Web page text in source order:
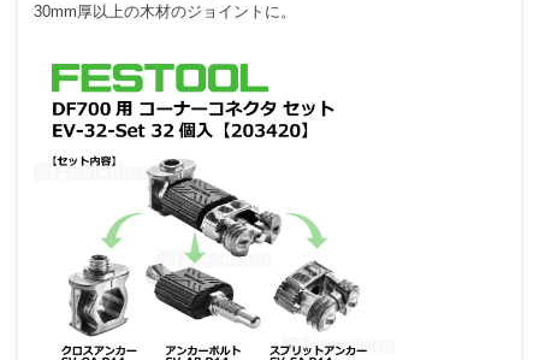
30mm厚以上の木材のジョイントに。